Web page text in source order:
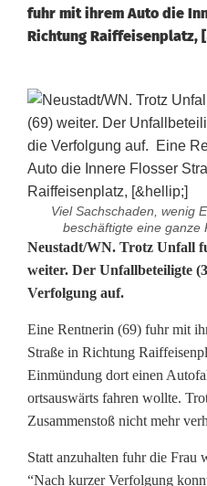
fuhr mit ihrem Auto die
Richtung Raiffeisenplatz,
Viel Sachschaden, wenig
beschäftigte eine ganze
V
e
r
f
o
l
g
Neustadt/WN. Trotz Unfall
weiter. Der Unfallbeteiligte
Verfolgung auf.
Eine Rentnerin (69) fuhr mit
Straße in Richtung
Einmündung dort einen
ortsauswärts fahren wollte.
Zusammenstoß nicht mehr
Statt anzuhalten fuhr die Frau
“Nach kurzer Verfolgung